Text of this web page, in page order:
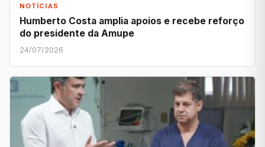
NOTÍCIAS
Humberto Costa amplia apoios e recebe reforço
do presidente da Amupe
24/07/2026